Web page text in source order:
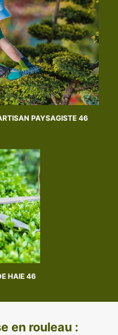
PAYSAGISTE 46
HAIE 46
en rouleau :